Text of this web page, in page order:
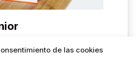
de las cookies
queda en una